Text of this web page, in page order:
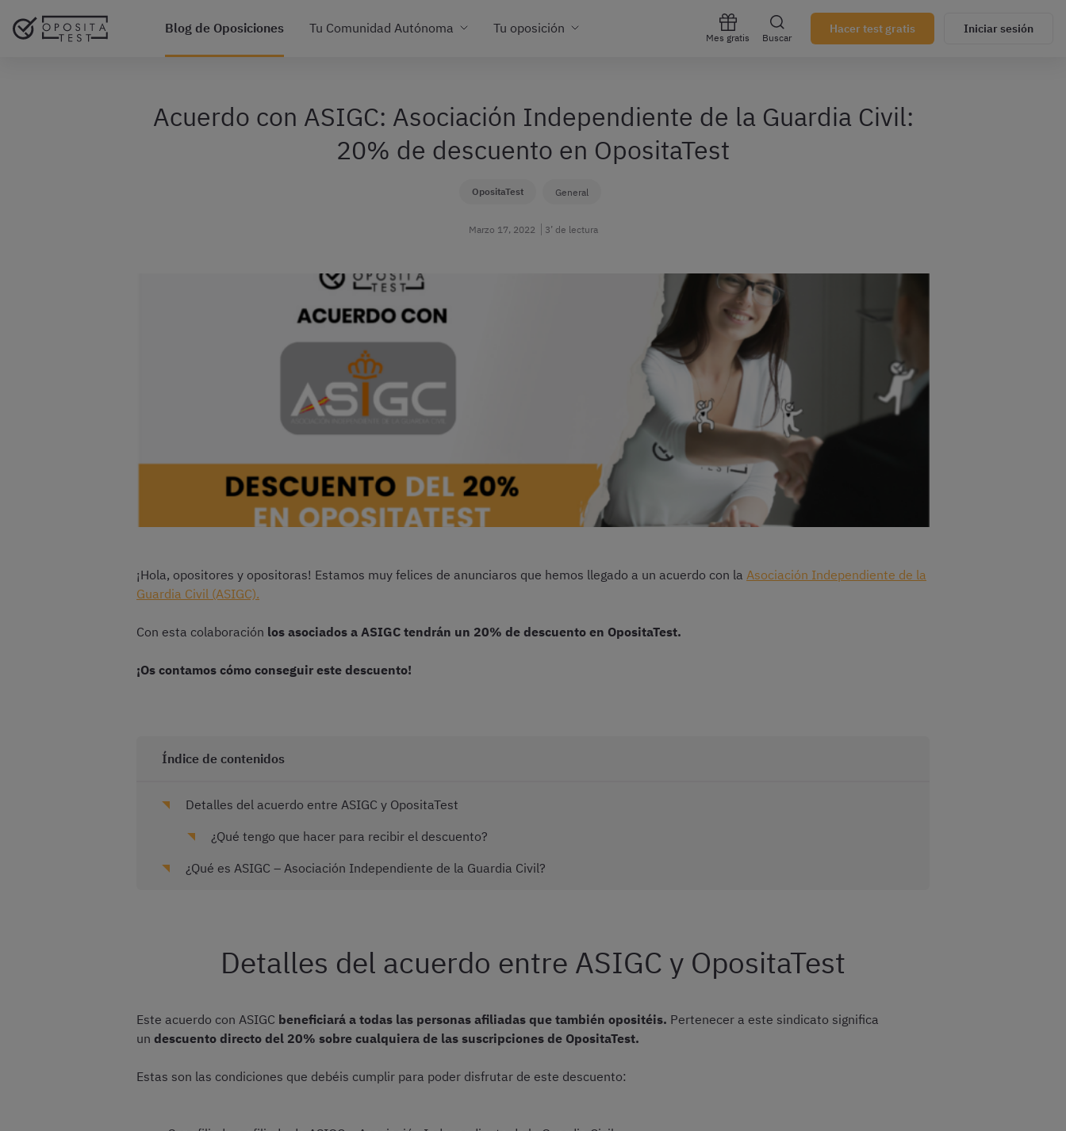
Blog de Oposiciones Tu Comunidad Autónoma Tu oposición
Mes gratis Buscar
Hacer test gratis Iniciar sesión
Acuerdo con ASIGC: Asociación Independiente de la Guardia Civil:
20% de descuento en OpositaTest
OpositaTest General
Marzo 17, 2022 3’ de lectura
¡Hola, opositores y opositoras! Estamos muy felices de anunciaros que hemos llegado a un acuerdo con la Asociación Independiente de la
Guardia Civil (ASIGC).
Con esta colaboración los asociados a ASIGC tendrán un 20% de descuento en OpositaTest.
¡Os contamos cómo conseguir este descuento!
Índice de contenidos
Detalles del acuerdo entre ASIGC y OpositaTest
¿Qué tengo que hacer para recibir el descuento?
¿Qué es ASIGC – Asociación Independiente de la Guardia Civil?
Detalles del acuerdo entre ASIGC y OpositaTest
Este acuerdo con ASIGC beneficiará a todas las personas afiliadas que también opositéis. Pertenecer a este sindicato significa
un descuento directo del 20% sobre cualquiera de las suscripciones de OpositaTest.
Estas son las condiciones que debéis cumplir para poder disfrutar de este descuento: